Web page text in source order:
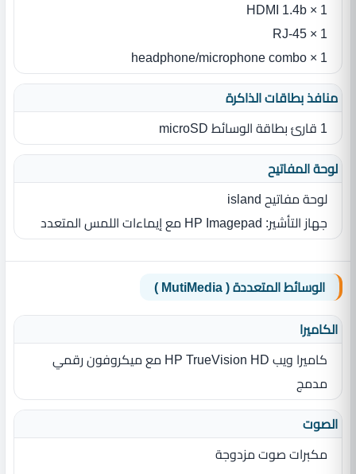
1 × HDMI 1.4b
1 × RJ-45
1 × headphone/microphone combo
منافذ بطاقات الذاكرة
1 قارئ بطاقة الوسائط microSD
لوحة المفاتيح
لوحة مفاتيح island
جهاز التأشير: HP Imagepad مع إيماءات اللمس المتعدد
الوسائط المتعددة ( MutiMedia )
الكاميرا
كاميرا ويب HP TrueVision HD مع ميكروفون رقمي
مدمج
الصوت
مكبرات صوت مزدوجة